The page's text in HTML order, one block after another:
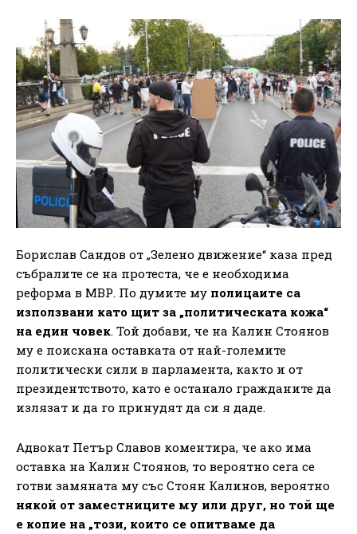
Борислав Сандов от „Зелено движение“ каза пред
събралите се на протеста, че е необходима
реформа в МВР. По думите му полицаите са
използвани като щит за „политическата кожа“
на един човек. Той добави, че на Калин Стоянов
му е поискана оставката от най-големите
политически сили в парламента, както и от
президентството, като е останало гражданите да
излязат и да го принудят да си я даде.
Адвокат Петър Славов коментира, че ако има
оставка на Калин Стоянов, то вероятно сега се
готви замяната му със Стоян Калинов, вероятно
някой от заместниците му или друг, но той ще
е копие на „този, които се опитваме да